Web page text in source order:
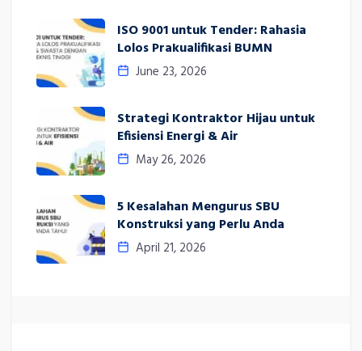
ISO 9001 untuk Tender: Rahasia
Lolos Prakualifikasi BUMN
June 23, 2026
Strategi Kontraktor Hijau untuk
Efisiensi Energi & Air
May 26, 2026
5 Kesalahan Mengurus SBU
Konstruksi yang Perlu Anda
April 21, 2026